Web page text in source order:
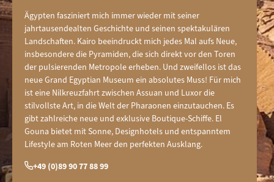
Ägypten fasziniert mich immer wieder mit seiner
jahrtausendealten Geschichte und seinen spektakulären
Landschaften. Kairo beeindruckt mich jedes Mal aufs Neue,
insbesondere die Pyramiden, die sich direkt vor den Toren
der pulsierenden Metropole erheben. Und zweifellos ist das
neue Grand Egyptian Museum ein absolutes Muss! Für mich
ist eine Nilkreuzfahrt zwischen Assuan und Luxor die
stilvollste Art, in die Welt der Pharaonen einzutauchen. Es
gibt zahlreiche neue und exklusive Boutique-Schiffe. El
Gouna bietet mit Sonne, Designhotels und entspanntem
Lifestyle am Roten Meer den perfekten Ausklang.
+49 (0)89 90 77 88 99